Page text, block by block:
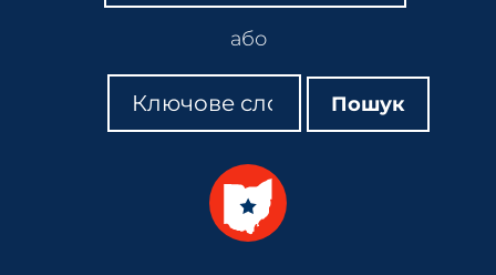
або
Пошук
Пошук Пошук